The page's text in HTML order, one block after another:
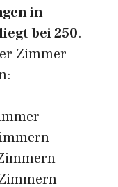
in
bei 250.
Zimmer